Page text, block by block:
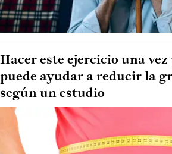
Hacer este ejercicio una vez
puede ayudar a reducir la
según un estudio